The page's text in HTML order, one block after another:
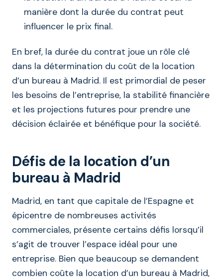
manière dont la durée du contrat peut
influencer le prix final.
En bref, la durée du contrat joue un rôle clé
dans la détermination du coût de la location
d’un bureau à Madrid. Il est primordial de peser
les besoins de l’entreprise, la stabilité financière
et les projections futures pour prendre une
décision éclairée et bénéfique pour la société.
Défis de la location d’un
bureau à Madrid
Madrid, en tant que capitale de l’Espagne et
épicentre de nombreuses activités
commerciales, présente certains défis lorsqu’il
s’agit de trouver l’espace idéal pour une
entreprise. Bien que beaucoup se demandent
combien coûte la location d’un bureau à Madrid,